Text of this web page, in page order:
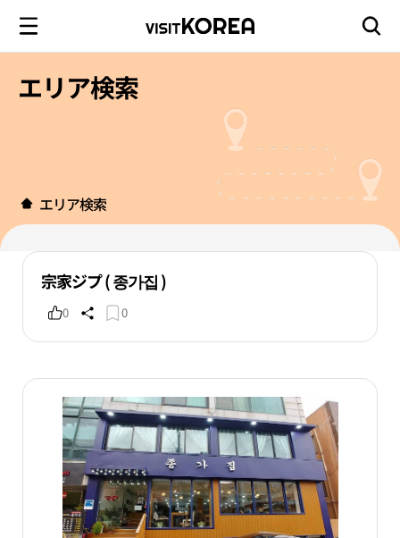
エリア検索
エリア検索
宗家ジプ ( 종가집 )
0 0